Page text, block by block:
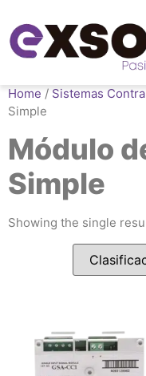
Home / Sistemas
Simple
Módulo
Simple
Showing the single